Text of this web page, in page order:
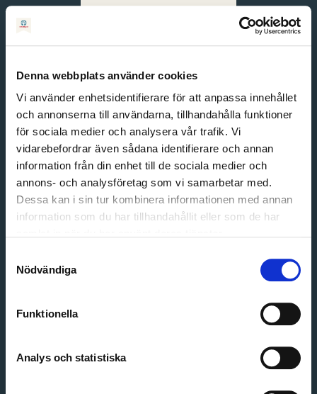
Denna webbplats använder cookies
Vi använder enhetsidentifierare för att anpassa innehållet
och annonserna till användarna, tillhandahålla funktioner
för sociala medier och analysera vår trafik. Vi
vidarebefordrar även sådana identifierare och annan
information från din enhet till de sociala medier och
annons- och analysföretag som vi samarbetar med.
Dessa kan i sin tur kombinera informationen med annan
information som du har tillhandahållit eller som de har
Nödvändiga
Funktionella
Analys och statistiska
English
Svenska
Email address
Customer service